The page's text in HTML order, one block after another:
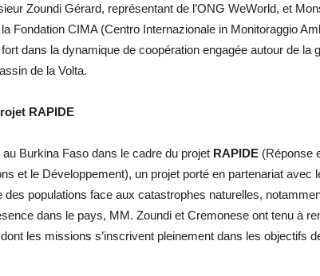
Zoundi Gérard, représentant de l’ONG WeWorld, et
Fondation CIMA (Centro Internazionale in Monitoraggio
dans la dynamique de coopération engagée autour de la
de la Volta.
RAPIDE
Burkina Faso dans le cadre du projet RAPIDE (Réponse
et le Développement), un projet porté en partenariat avec
des populations face aux catastrophes naturelles,
dans le pays, MM. Zoundi et Cremonese ont tenu à
les missions s’inscrivent pleinement dans les objectifs